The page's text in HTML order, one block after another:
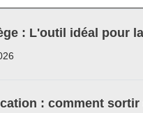
: L'outil idéal pour
: comment